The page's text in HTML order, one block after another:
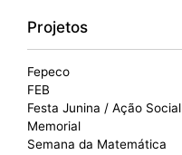
Projetos
Fepeco
FEB
Festa Junina / Ação Social
Memorial
Semana da Matemática